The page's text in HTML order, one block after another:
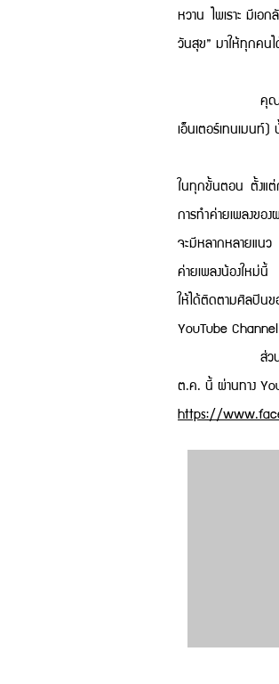
หวาน ไพเราะ มีเ
วันสุข” มาให้ทุกคน
คุณปราชญ์ - จิ
เอ็นเตอร์เทนเมนท์
ในทุกขั้นตอน ตั้งแต่
การทำค่ายเพลงขอ
จะมีหลากหลายแน
ค่ายเพลงน้องใหม่นี้
ให้ได้ติดตามศิลปิน
YouTube
ส่วนเพลง
ต.ค. นี้ ผ่านทาง
https://